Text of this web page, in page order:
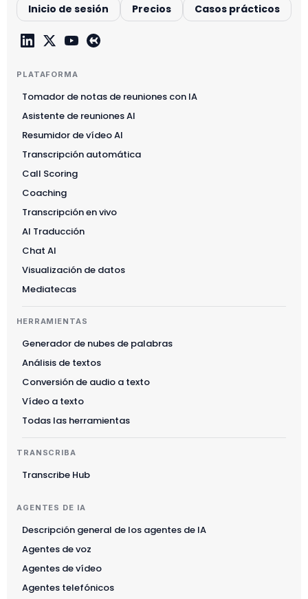
Inicio de sesión Precios Casos prácticos
PLATAFORMA
Tomador de notas de reuniones con IA
Asistente de reuniones AI
Resumidor de vídeo AI
Transcripción automática
Call Scoring
Coaching
Transcripción en vivo
AI Traducción
Chat AI
Visualización de datos
Mediatecas
HERRAMIENTAS
Generador de nubes de palabras
Análisis de textos
Conversión de audio a texto
Vídeo a texto
Todas las herramientas
TRANSCRIBA
Transcribe Hub
AGENTES DE IA
Descripción general de los agentes de IA
Agentes de voz
Agentes de vídeo
Agentes telefónicos